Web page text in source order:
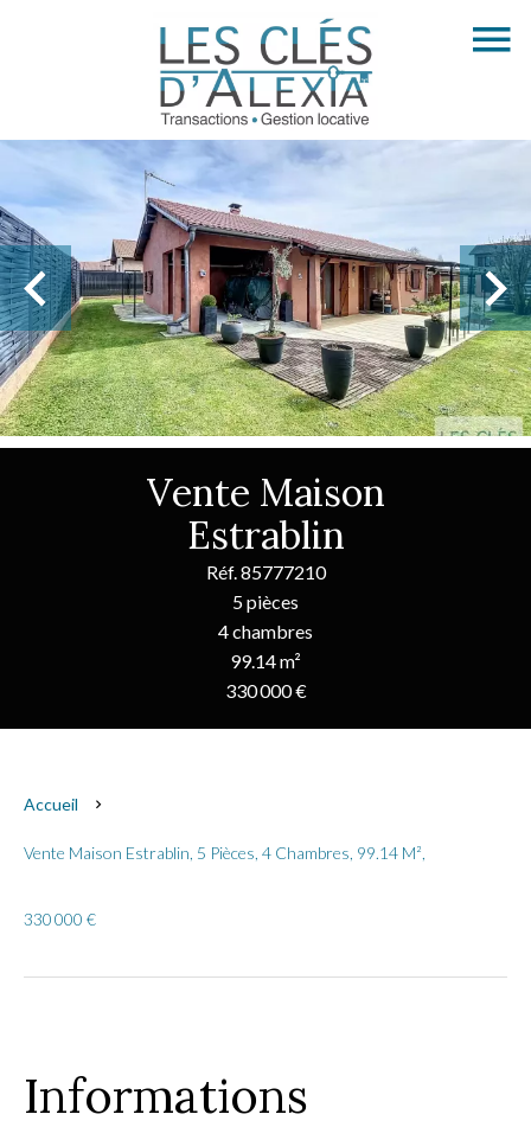
Vente Maison
Estrablin
Réf. 85777210
5 pièces
4 chambres
99.14 m²
330 000 €
Accueil
Vente Maison Estrablin, 5 Pièces, 4 Chambres, 99.14 M²,
330 000 €
Informations